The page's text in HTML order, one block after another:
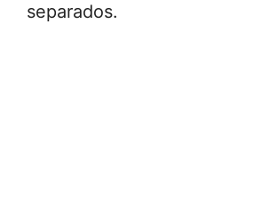
separados.